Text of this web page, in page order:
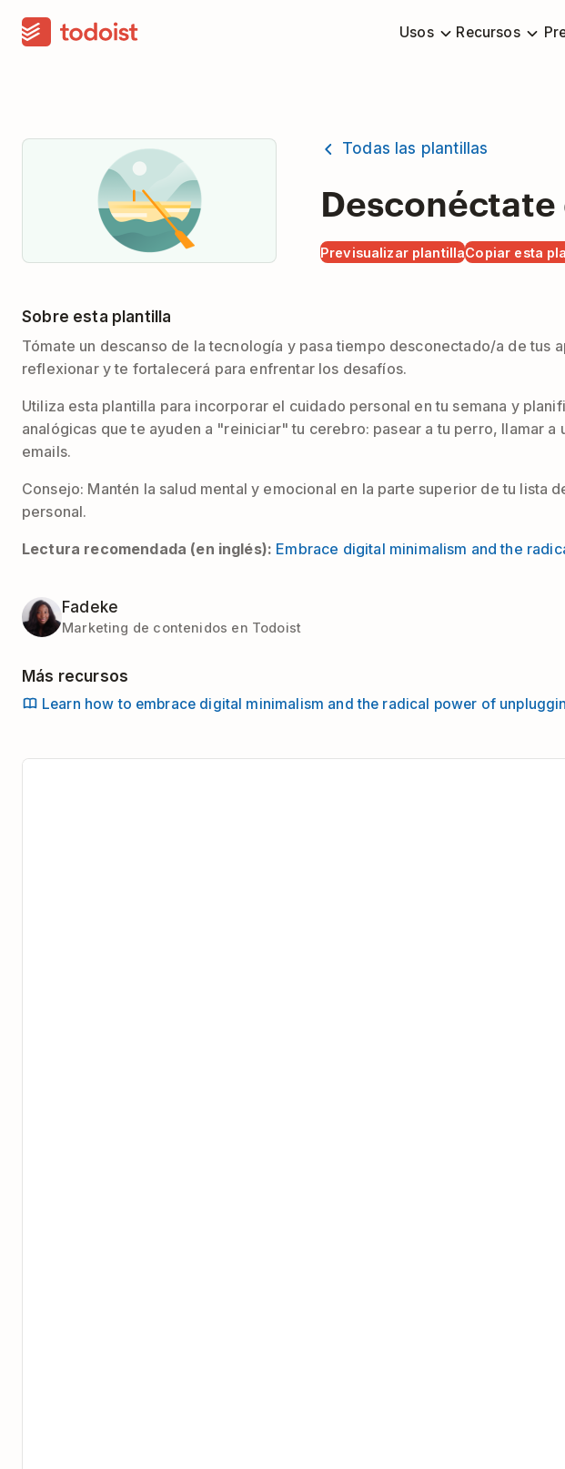
Usos Recursos
Todas las plantillas
Previsualizar plantillaCopiar esta
Sobre esta plantilla
Tómate un descanso de la tecnología y pasa tiempo desconectado/a de
reflexionar y te fortalecerá para enfrentar los desafíos.
Utiliza esta plantilla para incorporar el cuidado personal en tu semana y
analógicas que te ayuden a "reiniciar" tu cerebro: pasear a tu perro, llamar
emails.
Consejo: Mantén la salud mental y emocional en la parte superior de tu lista
personal.
Lectura recomendada (en inglés): Embrace digital minimalism and the
Fadeke
Marketing de contenidos en Todoist
Más recursos
Learn how to embrace digital minimalism and the radical power of